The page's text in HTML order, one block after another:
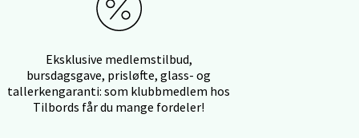
Eksklusive medlemstilbud,
bursdagsgave, prisløfte, glass- og
tallerkengaranti: som klubbmedlem hos
Tilbords får du mange fordeler!